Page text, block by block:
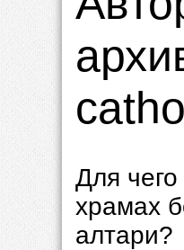
Для
храмах
алтари?